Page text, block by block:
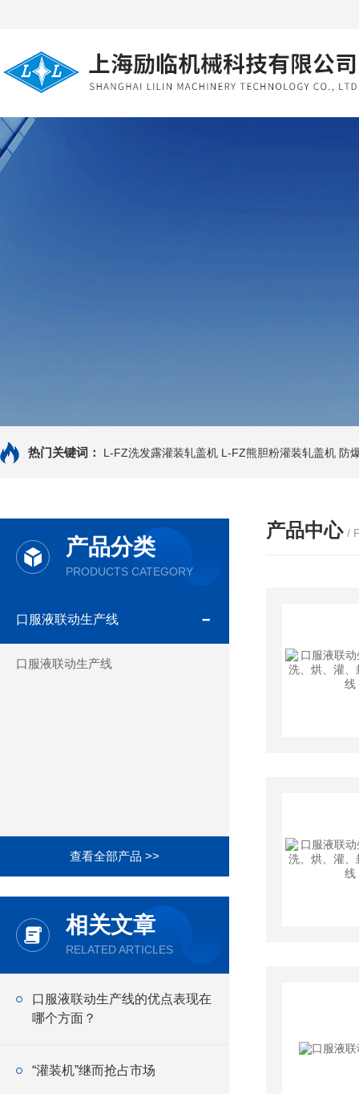
热门关键词： L-FZ洗发露灌装轧盖机 L-FZ熊胆粉灌装轧盖机 防
产品分类
PRODUCTS CATEGORY
口服液联动生产线
口服液联动生产线
查看全部产品 >>
相关文章
RELATED ARTICLES
口服液联动生产线的优点表现在
哪个方面？
“灌装机”继而抢占市场
产品中心 /